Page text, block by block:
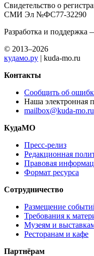
Свидетельство о
СМИ Эл №ФС77-32290
Разработка и поддержка
© 2013–2026
кудамо.ру | kuda-mo.ru
Контакты
Сообщить об
Наша электронная
mailbox@kuda-mo.ru
КудаМО
Пресс-релиз
Редакционная
Правовая
Формат ресурса
Сотрудничество
Размещение
Требования к
Музеям и
Ресторанам и кафе
Партнёрам